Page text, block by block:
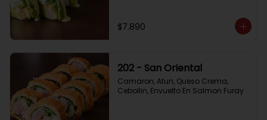
$7.890
202 - San Oriental
Camaron, Atun, Queso Crema,
Cebollin, Envuelto En Salmon Furay